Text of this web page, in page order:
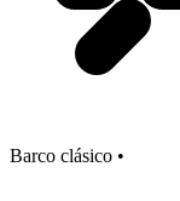
Barco clásico •